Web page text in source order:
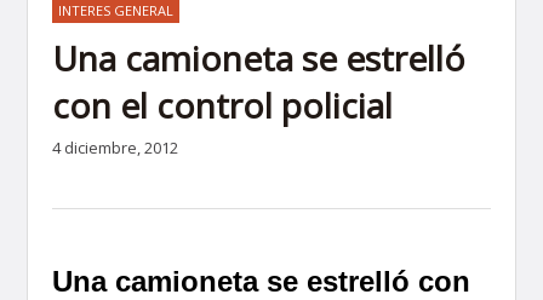
INTERES GENERAL
Una camioneta se estrelló
con el control policial
4 diciembre, 2012
Una camioneta se estrelló con